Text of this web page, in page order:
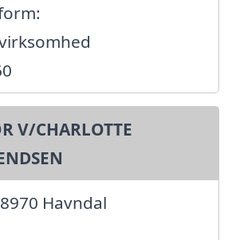
V/CHARLOTTE
Havndal